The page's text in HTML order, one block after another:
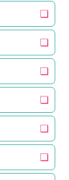
❏
❏
❏
❏
❏
❏